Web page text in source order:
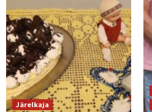
Järelkaja